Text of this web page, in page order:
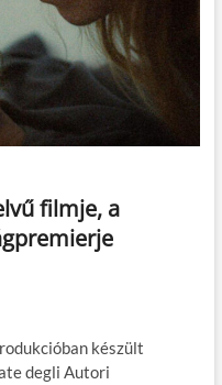
filmje, a
készült
degli Autori